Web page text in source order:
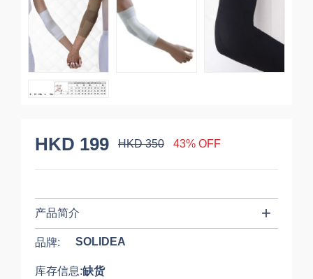
HKD 199 HKD 350 43% OFF
产品简介
品牌: SOLIDEA
库存信息:缺货